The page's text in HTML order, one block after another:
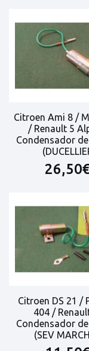
Citroen Ami 8 /
/ Renault 5
Condensador
Citroen DS 21 /
404 /
Condensador
(SEV